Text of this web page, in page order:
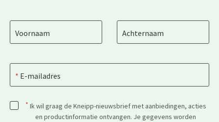
Voornaam Achternaam
E-mailadres
* Ik wil graag de Kneipp-nieuwsbrief met aanbiedingen, acties
en productinformatie ontvangen. Je gegevens worden